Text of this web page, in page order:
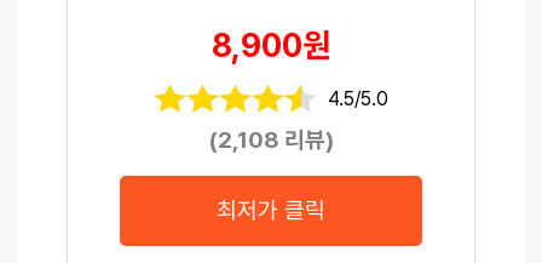
8,900원
4.5/5.0
(2,108 리뷰)
최저가 클릭